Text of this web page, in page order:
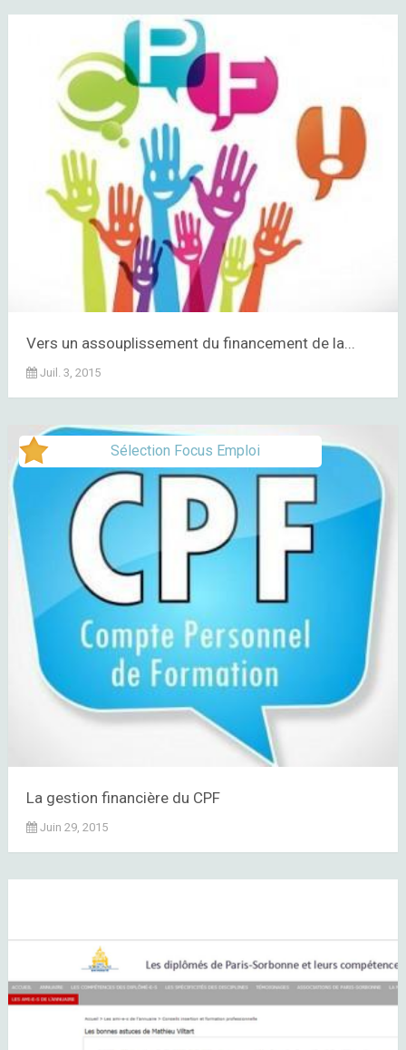
Vers un assouplissement du financement de la...
Juil. 3, 2015
Sélection Focus Emploi
La gestion financière du CPF
Juin 29, 2015